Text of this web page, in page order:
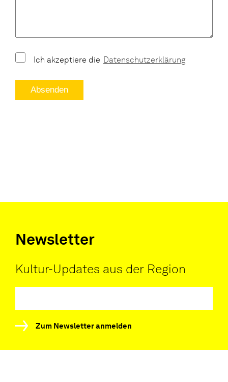
Ich akzeptiere die Datenschutzerklärung
Absenden
Newsletter
Kultur-Updates aus der Region
Zum Newsletter anmelden